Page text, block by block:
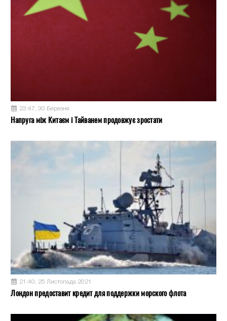
23:47, 30 Березня
Напруга між Китаєм і Тайванем продовжує зростати
21:40, 25 Листопада 2021
Лондон предоставит кредит для поддержки морского флота